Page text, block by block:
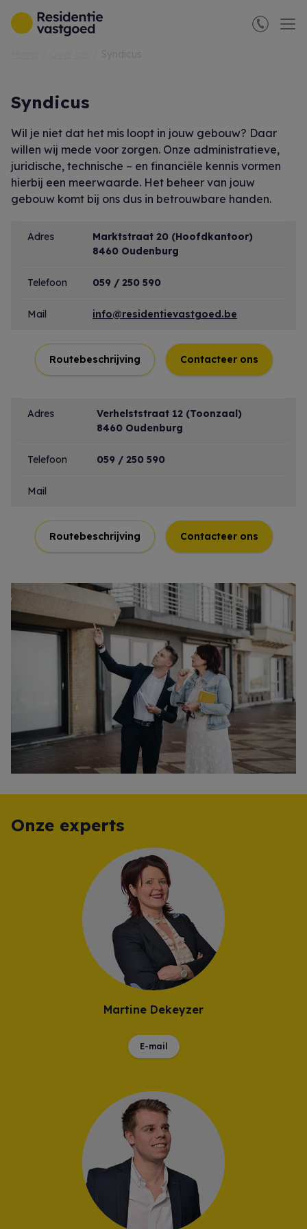
Menu overslaan en naar de inhoud gaan
Syndicus
Wil je niet dat het mis loopt in jouw gebouw? Daar
willen wij mede voor zorgen. Onze administratieve,
juridische, technische – en financiële kennis vormen
hierbij een meerwaarde. Het beheer van jouw
gebouw komt bij ons dus in betrouwbare handen.
Adres
Marktstraat 20 (Hoofdkantoor)
8460 Oudenburg
Telefoon 059 / 250 590
Mail info@residentievastgoed.be
Routebeschrijving Contacteer ons
Adres
Verhelststraat 12 (Toonzaal)
8460 Oudenburg
Telefoon 059 / 250 590
Mail
Routebeschrijving Contacteer ons
Onze experts
Martine Dekeyzer
E-mail